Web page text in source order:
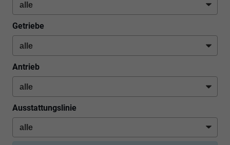
Getriebe
Antrieb
Ausstattungslinie